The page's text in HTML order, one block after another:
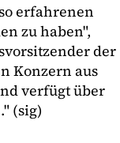
erfahrenen
zu haben",
der
Konzern aus
verfügt über
(sig)